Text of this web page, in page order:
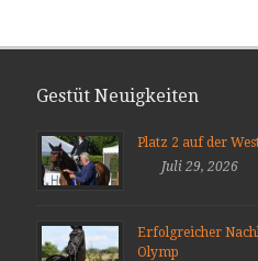
Gestüt Neuigkeiten
Platz 2 auf der
Juli 29, 2026
Erfolgreicher
Olymp